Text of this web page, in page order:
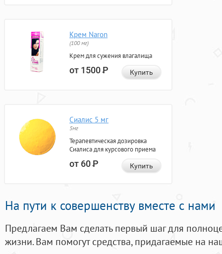
Крем Naron
(100 мг)
Крем для сужения влагалища
от 1500Р Купить
Сиалис 5 мг
5мг
Терапевтическая дозировка
Сиалиса для курсового приема
от 60Р Купить
На пути к совершенству вместе с нами
Предлагаем Вам сделать первый шаг для
жизни. Вам помогут средства, придагаемые на